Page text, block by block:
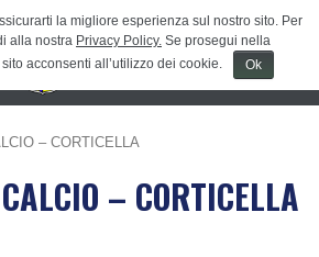
Menu
– CORTICELLA
– CORTICELLA
la migliore esperienza sul nostro sito. Per
alla nostra Privacy Policy. Se prosegui nella
acconsenti all’utilizzo dei cookie.
Ok